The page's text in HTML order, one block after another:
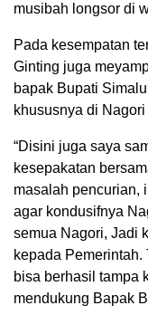
musibah longsor di
Pada kesempatan
Ginting juga
bapak Bupati
khususnya di
“Disini juga saya
kesepakatan
masalah pencurian,
agar kondusifnya
semua Nagori, Jadi
kepada
bisa berhasil tampa
mendukung Bapak